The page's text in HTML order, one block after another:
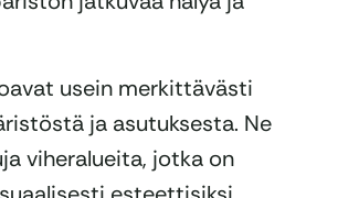
usein merkittävästi
ja asutuksesta. Ne
viheralueita, jotka on